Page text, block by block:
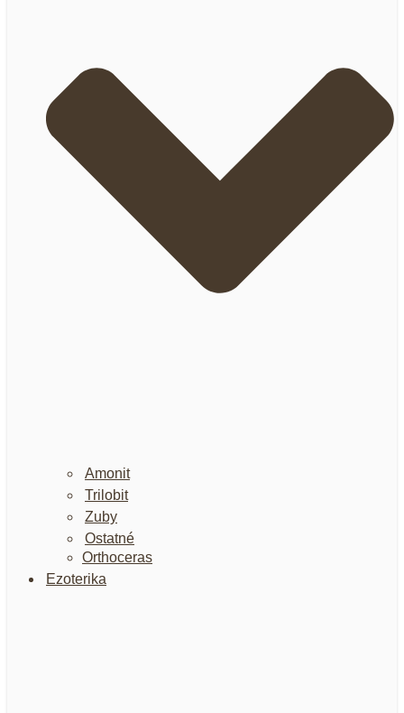
Amonit
Trilobit
Zuby
Ostatné
Orthoceras
Ezoterika